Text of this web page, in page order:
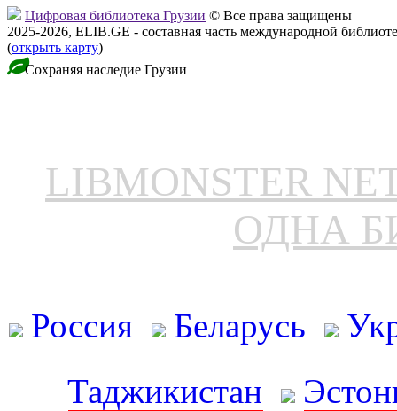
Цифровая библиотека Грузии © Все права защищены
2025-2026, ELIB.GE - составная часть международной
(открыть карту)
Сохраняя наследие Грузии
LIBMONSTER
ОДНА
Россия Беларусь
Таджикистан